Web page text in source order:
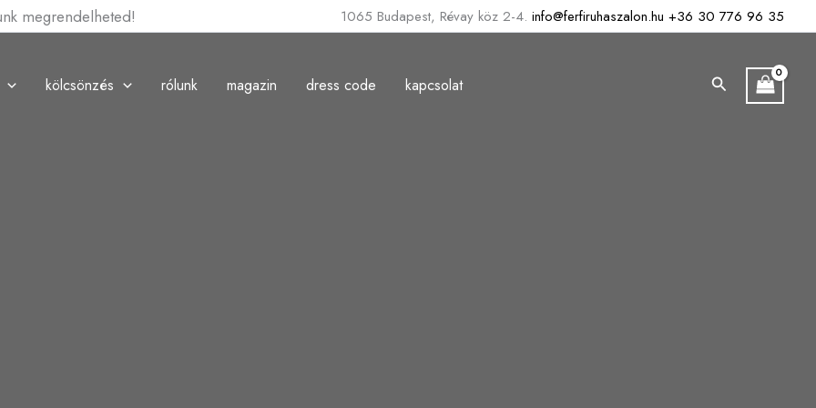
megrendelheted! 1065 Budapest, Révay köz 2-4. info@ferfiruhaszalon.hu +36 30 776 96 35
kölcsönzés rólunk magazin dress code kapcsolat Search